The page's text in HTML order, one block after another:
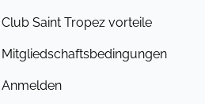
Club Saint Tropez vorteile
Mitgliedschaftsbedingungen
Anmelden